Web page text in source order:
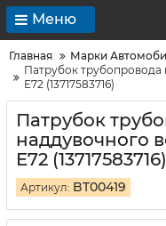
Меню
Главная Марки
Патрубок трубопровода
E72 (13717583716)
Патрубок
наддувочного
E72 (13717583716)
Артикул: BT00419